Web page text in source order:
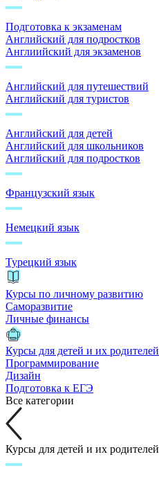
Подготовка к экзаменам
Английский для подростков
Англиийский для экзаменов
Английский для путешествий
Английский для туристов
Английский для детей
Английский для школьников
Английский для подростков
Французский язык
Немецкий язык
Турецкий язык
Курсы по личному развитию
Саморазвитие
Личные финансы
Курсы для детей и их родителей
Программирование
Дизайн
Подготовка к ЕГЭ
Все категории
Курсы для детей и их родителей